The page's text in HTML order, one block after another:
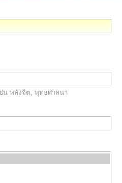
น พลังจิต, พุทธศาสนา